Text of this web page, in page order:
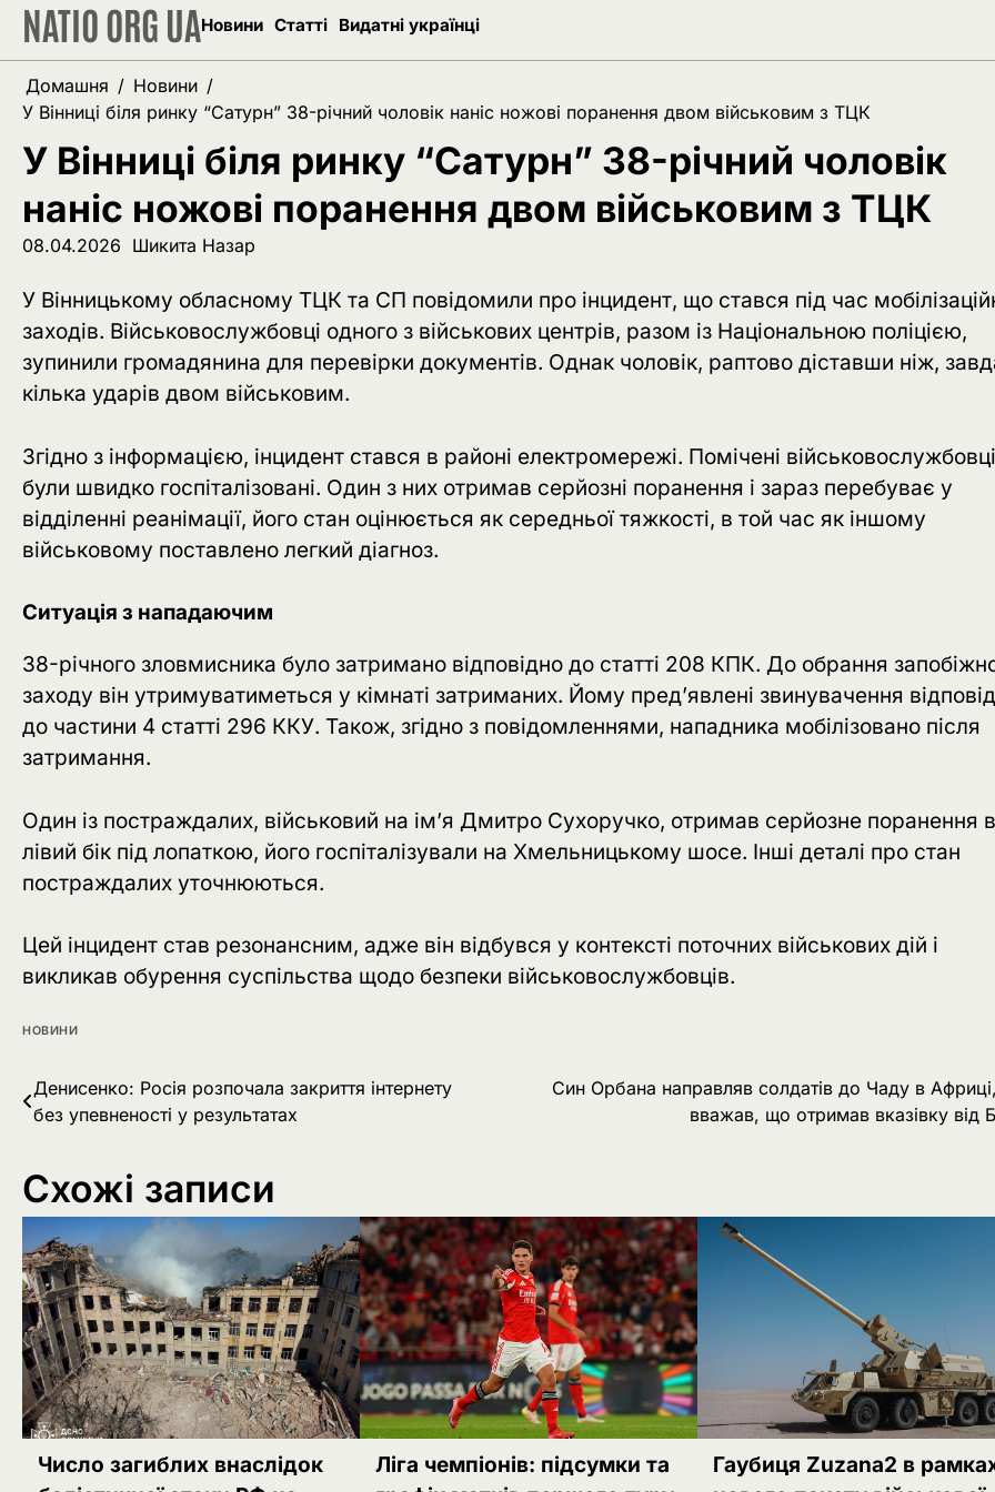
Перейти
вмісту
NATIO ORG UAНовини Статті Видатні українці
Домашня
Новини
У Вінниці біля ринку “Сатурн” 38-річний чоловік наніс ножові поранення двом військовим з ТЦК
У Вінниці біля ринку “Сатурн” 38-річний чоловік
наніс ножові поранення двом військовим з ТЦК
08.04.2026 Шикита Назар
У Вінницькому обласному ТЦК та СП повідомили про інцидент, що стався під час
заходів. Військовослужбовці одного з військових центрів, разом із Національною поліцією,
зупинили громадянина для перевірки документів. Однак чоловік, раптово діставши ніж,
кілька ударів двом військовим.
Згідно з інформацією, інцидент стався в районі електромережі. Помічені військовослужбовці
були швидко госпіталізовані. Один з них отримав серйозні поранення і зараз перебуває у
відділенні реанімації, його стан оцінюється як середньої тяжкості, в той час як іншому
військовому поставлено легкий діагноз.
Ситуація з нападаючим
38-річного зловмисника було затримано відповідно до статті 208 КПК. До обрання
заходу він утримуватиметься у кімнаті затриманих. Йому пред’явлені звинувачення
до частини 4 статті 296 ККУ. Також, згідно з повідомленнями, нападника мобілізовано після
затримання.
Один із постраждалих, військовий на ім’я Дмитро Сухоручко, отримав серйозне поранення в
лівий бік під лопаткою, його госпіталізували на Хмельницькому шосе. Інші деталі про стан
постраждалих уточнюються.
Цей інцидент став резонансним, адже він відбувся у контексті поточних військових дій і
викликав обурення суспільства щодо безпеки військовослужбовців.
НОВИНИ
Навігація
записів
Денисенко: Росія розпочала закриття інтернету
без упевненості у результатах
Син Орбана направляв солдатів до Чаду в
вважав, що отримав вказівку від
Схожі записи
Число загиблих внаслідок
Ліга чемпіонів: підсумки та
Гаубиця Zuzana2 в